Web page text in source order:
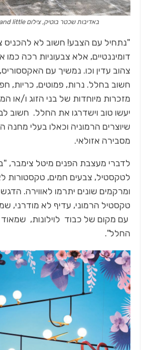
באדיבות שכטר בוטיק, צילום osborne and little
"נתחיל עם הצבע! חשוב לא להכניס
דומיננטיים, אלא צבעוניות רכה כמו
צהוב עדין וכו. נמשיך עם
חשוב בחלל. נרות, פמוטים, כריות,
מזכרות מיוחדות של בני הזוג ו/או
יעשו טוב וישדרגו את החלל. חשוב
שיוצרים הרמוניה וכאלו בעלי מחנה
מסבירה אזולאי.
לדברי מעצבת הפנים מיטל צימבר,
לטקסטיל, צבעים חמים, טקסטורות
ומרקמים שונים יתרמו לאווירה.
טקסטיל הרמוני, עדיף לא מודרני,
עם מקום של כבוד לוילונות,
החלל".